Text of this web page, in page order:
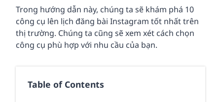
Trong hướng dẫn này, chúng ta sẽ khám phá 10
công cụ lên lịch đăng bài Instagram tốt nhất trên
thị trường. Chúng ta cũng sẽ xem xét cách chọn
công cụ phù hợp với nhu cầu của bạn.
Table of Contents